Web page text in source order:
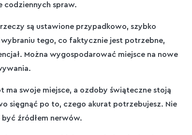
codziennych spraw.
są ustawione przypadkowo, szybko
tego, co faktycznie jest potrzebne,
Można wygospodarować miejsce na nowe
ma swoje miejsce, a ozdoby świąteczne stoją
sięgnąć po to, czego akurat potrzebujesz. Nie
źródłem nerwów.